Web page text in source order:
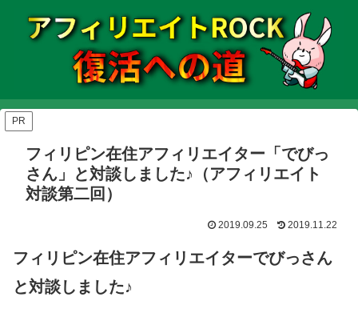
PR
フィリピン在住アフィリエイター「でびっ
さん」と対談しました♪（アフィリエイト
対談第二回）
2019.09.25 2019.11.22
フィリピン在住アフィリエイターでびっさん
と対談しました♪